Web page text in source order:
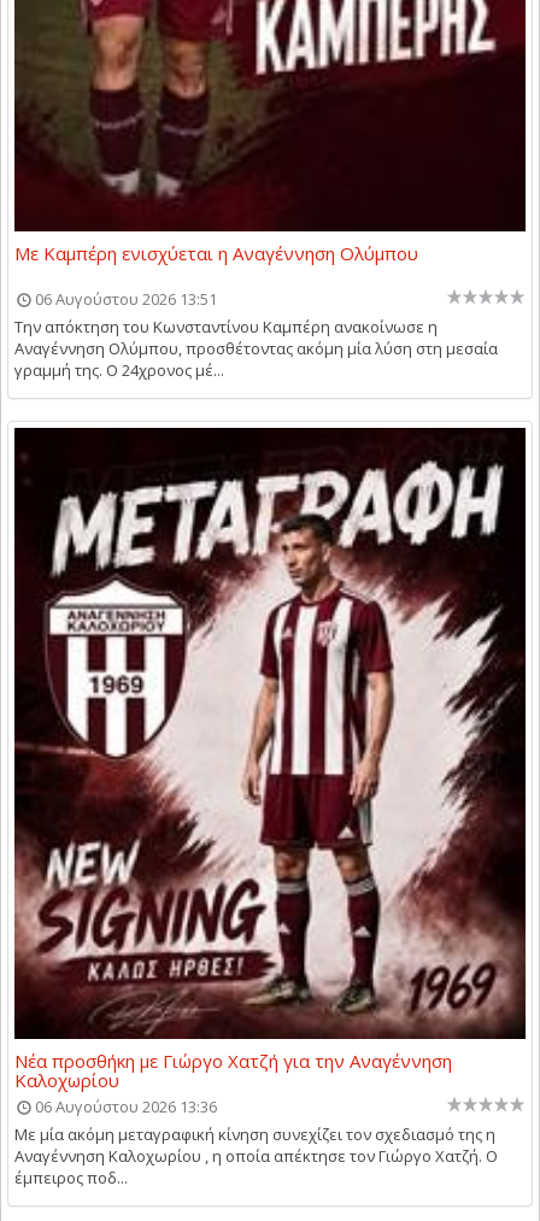
Με Καμπέρη ενισχύεται η Αναγέννηση Ολύμπου
06 Αυγούστου 2026 13:51
Την απόκτηση του Κωνσταντίνου Καμπέρη ανακοίνωσε η
Αναγέννηση Ολύμπου, προσθέτοντας ακόμη μία λύση στη μεσαία
γραμμή της. Ο 24χρονος μέ...
Νέα προσθήκη με Γιώργο Χατζή για την Αναγέννηση
Καλοχωρίου
06 Αυγούστου 2026 13:36
Με μία ακόμη μεταγραφική κίνηση συνεχίζει τον σχεδιασμό της η
Αναγέννηση Καλοχωρίου , η οποία απέκτησε τον Γιώργο Χατζή. Ο
έμπειρος ποδ...